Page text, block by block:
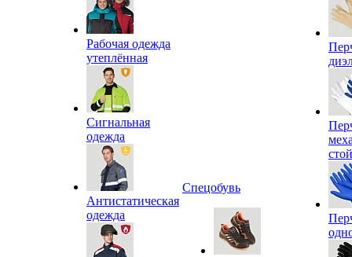
Рабочая одежда
утеплённая
Сигнальная
одежда
Антистатическая
одежда
Спецобувь